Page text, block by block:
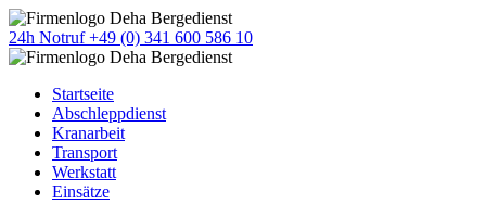
24h Notruf +49 (0) 341 600 586 10
Startseite
Abschleppdienst
Kranarbeit
Transport
Werkstatt
Einsätze